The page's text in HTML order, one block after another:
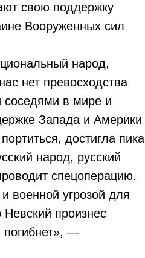
свою поддержку
Вооруженных сил
народ,
нет превосходства
в мире и
Запада и Америки
достигла пика
народ, русский
спецоперацию.
военной угрозой для
произнес
погибнет», —